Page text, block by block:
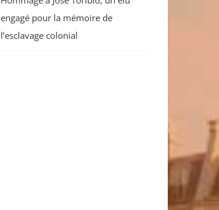
engagé pour la mémoire de
l’esclavage colonial